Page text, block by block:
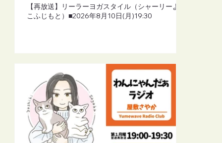
【再放送】リーラーヨガスタイル（シャーリーよし
こふじもと）■2026年8月10日(月)19:30